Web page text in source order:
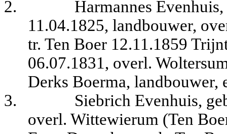
2.
Harmannes
11.04.1825, landbouwer,
tr. Ten Boer 12.11.1859
06.07.1831, overl.
Derks Boerma, landbouwer,
3.
Siebrich Evenhuis,
overl. Wittewierum (Ten